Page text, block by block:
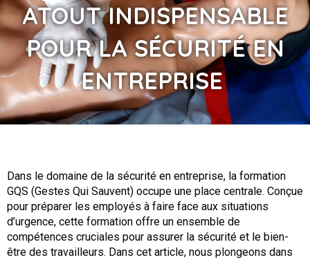
ATOUT INDISPENSABLE
POUR LA SÉCURITÉ EN
ENTREPRISE
Dans le domaine de la sécurité en entreprise, la formation
GQS (Gestes Qui Sauvent) occupe une place centrale. Conçue
pour préparer les employés à faire face aux situations
d’urgence, cette formation offre un ensemble de
compétences cruciales pour assurer la sécurité et le bien-
être des travailleurs. Dans cet article, nous plongeons dans